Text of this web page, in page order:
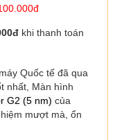
khi thanh toán
Quốc tế đã qua
nhất, Màn hình
G2 (5 nm) của
mượt mà, ổn